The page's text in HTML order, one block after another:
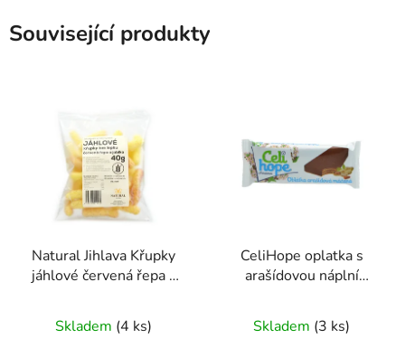
Související produkty
Natural Jihlava Křupky
jáhlové červená řepa a
hodnocení
Skladem (4 ks)
CeliHope oplatka s
arašídovou náplní
hodnocení
Skladem (3 ks)